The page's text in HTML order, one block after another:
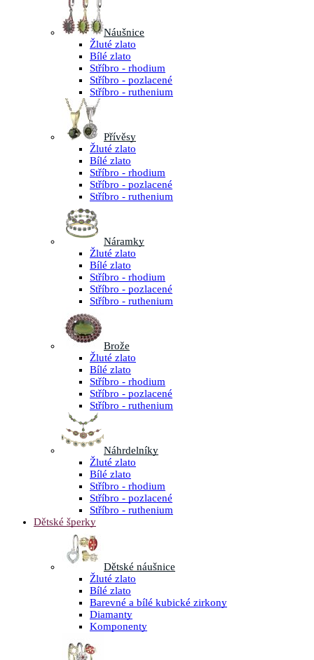
Náušnice
Žluté zlato
Bílé zlato
Stříbro - rhodium
Stříbro - pozlacené
Stříbro - ruthenium
Přívěsy
Žluté zlato
Bílé zlato
Stříbro - rhodium
Stříbro - pozlacené
Stříbro - ruthenium
Náramky
Žluté zlato
Bílé zlato
Stříbro - rhodium
Stříbro - pozlacené
Stříbro - ruthenium
Brože
Žluté zlato
Bílé zlato
Stříbro - rhodium
Stříbro - pozlacené
Stříbro - ruthenium
Náhrdelníky
Žluté zlato
Bílé zlato
Stříbro - rhodium
Stříbro - pozlacené
Stříbro - ruthenium
Dětské šperky
Dětské náušnice
Žluté zlato
Bílé zlato
Barevné a bílé kubické zirkony
Diamanty
Komponenty